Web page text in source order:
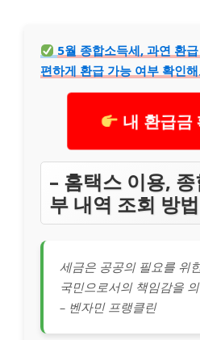
5월 종합소득세, 과연 환
편하게 환급 가능 여부 확인
내 환급금
– 홈택스 이용,
부 내역 조회 방법
세금은 공공의 필요를 위
국민으로서의 책임감을
– 벤자민 프랭클린